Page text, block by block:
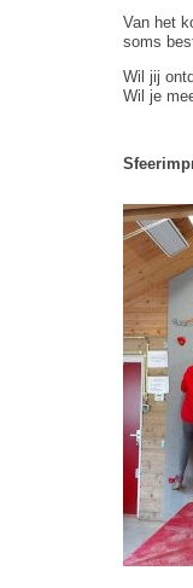
Van het
soms
Wil jij
Wil je